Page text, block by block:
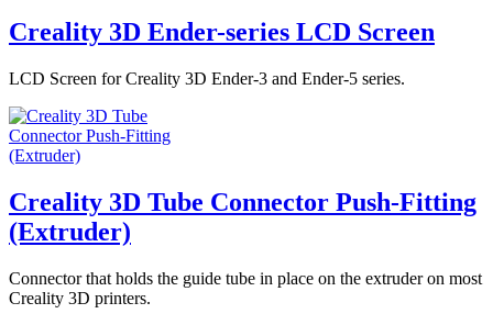
Creality 3D Ender-series LCD Screen
LCD Screen for Creality 3D Ender-3 and Ender-5 series.
Creality 3D Tube Connector Push-Fitting
(Extruder)
Connector that holds the guide tube in place on the extruder on most
Creality 3D printers.